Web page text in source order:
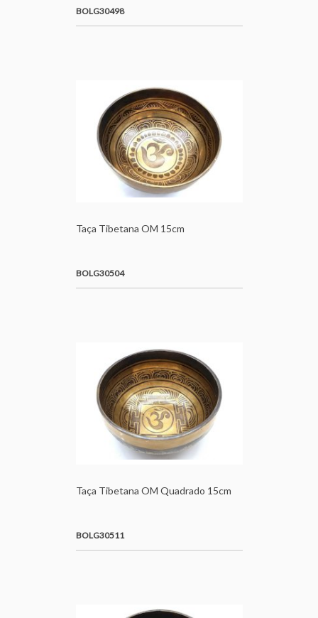
BOLG30498
Taça Tibetana OM 15cm
BOLG30504
Taça Tibetana OM Quadrado 15cm
BOLG30511